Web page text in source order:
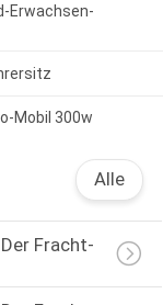
Erwachsen-
Mobil 300w
Alle
Fracht-